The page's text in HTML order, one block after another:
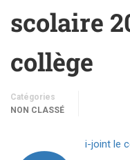
scolaire
collège
Catégories
NON CLASSÉ
i-joint le